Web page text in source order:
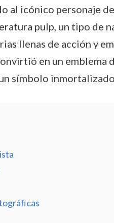
al icónico personaje
pulp, un tipo de
llenas de acción y
en un emblema
símbolo